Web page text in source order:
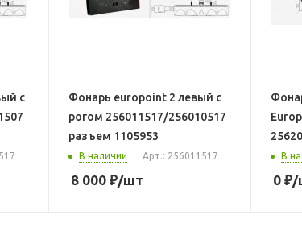
с
Фонарь europoint 2 левый с
рогом 256011517/256010517
разъем 1105953
В наличии Арт.: 256011517
8 000₽/шт
В
0 ₽/